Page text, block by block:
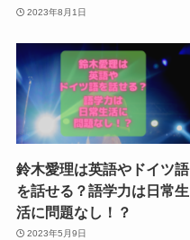
2023年8月1日
鈴木愛理は英語やドイツ語
を話せる？語学力は日常生
活に問題なし！？
2023年5月9日